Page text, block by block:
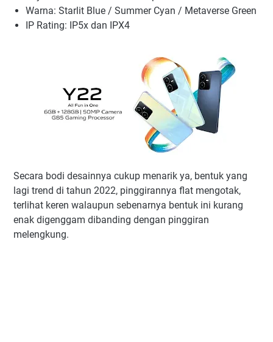
Warna: Starlit Blue / Summer Cyan / Metaverse Green
IP Rating: IP5x dan IPX4
Secara bodi desainnya cukup menarik ya, bentuk yang
lagi trend di tahun 2022, pinggirannya flat mengotak,
terlihat keren walaupun sebenarnya bentuk ini kurang
enak digenggam dibanding dengan pinggiran
melengkung.